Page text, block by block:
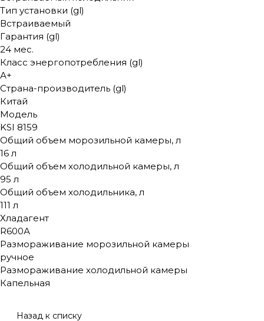
Тип установки (gl)
Встраиваемый
Гарантия (gl)
24 мес.
Класс энергопотребления (gl)
А+
Страна-производитель (gl)
Китай
Модель
KSI 8159
Общий объем морозильной камеры, л
16 л
Общий объем холодильной камеры, л
95 л
Общий объем холодильника, л
111 л
Хладагент
R600А
Размораживание морозильной камеры
ручное
Размораживание холодильной камеры
Капельная
Назад к списку